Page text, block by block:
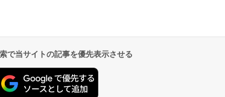
19,541円～
5,758円～
で当サイトの記事を優先表示させる